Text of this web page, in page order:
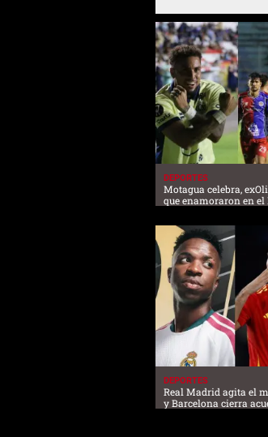
DEPORTES
Motagua celebra,
que enamoraron en
DEPORTES
Real Madrid agita el
y Barcelona cierra